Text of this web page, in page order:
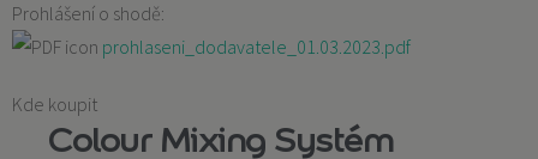
Prohlášení o shodě:
prohlaseni_dodavatele_01.03.2023.pdf
Kde koupit
Colour Mixing Systém